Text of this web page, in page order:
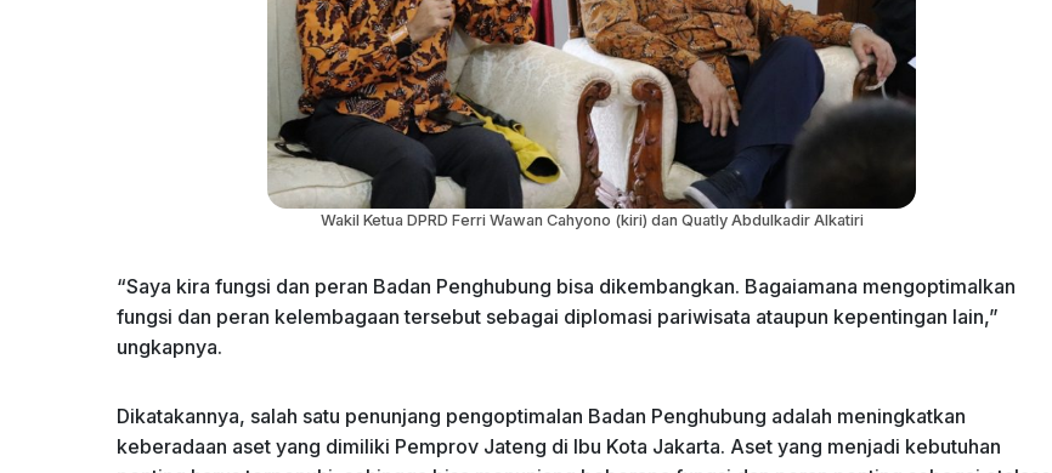
Wakil Ketua DPRD Ferri Wawan Cahyono (kiri) dan Quatly Abdulkadir Alkatiri
“Saya kira fungsi dan peran Badan Penghubung bisa dikembangkan. Bagaiamana mengoptimalkan
fungsi dan peran kelembagaan tersebut sebagai diplomasi pariwisata ataupun kepentingan lain,”
ungkapnya.
Dikatakannya, salah satu penunjang pengoptimalan Badan Penghubung adalah meningkatkan
keberadaan aset yang dimiliki Pemprov Jateng di Ibu Kota Jakarta. Aset yang menjadi kebutuhan